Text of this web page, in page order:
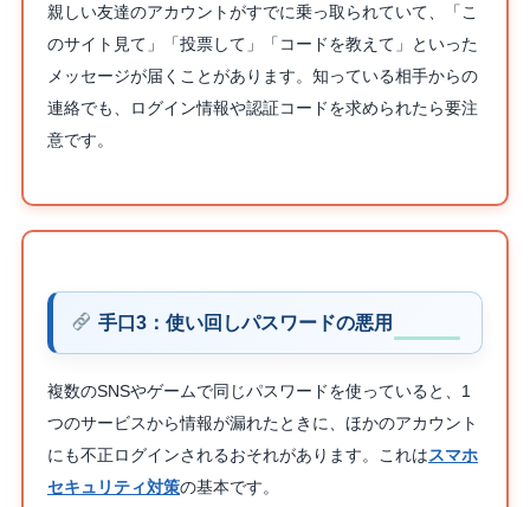
親しい友達のアカウントがすでに乗っ取られていて、「こ
のサイト見て」「投票して」「コードを教えて」といった
メッセージが届くことがあります。知っている相手からの
連絡でも、ログイン情報や認証コードを求められたら要注
意です。
手口3：使い回しパスワードの悪用
複数のSNSやゲームで同じパスワードを使っていると、1
つのサービスから情報が漏れたときに、ほかのアカウント
にも不正ログインされるおそれがあります。これはスマホ
セキュリティ対策の基本です。